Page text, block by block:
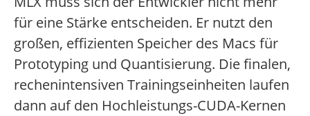
für eine Stärke entscheiden. Er nutzt den
großen, effizienten Speicher des Macs für
Prototyping und Quantisierung. Die finalen,
rechenintensiven Trainingseinheiten laufen
dann auf den Hochleistungs-CUDA-Kernen